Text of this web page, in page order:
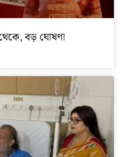
বড় ঘোষণা